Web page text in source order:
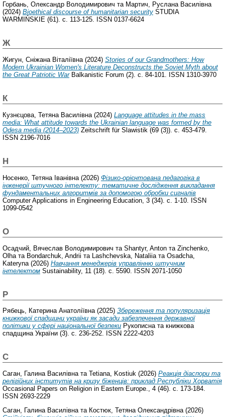
Горбань, Олександр Володимирович та Мартич, Руслана Василівна
(2024) Bioethical discourse of humanitarian security STUDIA
WARMIŃSKIE (61). с. 113-125. ISSN 0137-6624
Ж
Жигун, Сніжана Віталіївна(2024) Stories of our Grandmothers: How
Modern Ukrainian Women's Literature Deconstructs the Soviet Myth about
the Great Patriotic WarBalkanistic Forum (2). с. 84-101. ISSN 1310-3970
К
Кузнєцова, Тетяна Василівна(2024) Language attitudes in the mass
media: What attitude towards the Ukrainian language was formed by the
Odesa media (2014–2023) Zeitschrift für Slawistik (69 (3)). с. 453-479.
ISSN 2196-7016
Н
Носенко, Тетяна Іванівна (2026) Фізико-орієнтована педагогіка в
інженерії штучного інтелекту: тематичне дослідження викладання
фундаментальних алгоритмів за допомогою обробки сигналів
Computer Applications in Engineering Education, 3 (34). с. 1-10. ISSN
1099-0542
О
Осадчий, Вячеслав Володимирович та Shantyr, Anton та Zinchenko,
Olha та Bondarchuk, Andrii та Lashchevska, Nataliia та Osadcha,
Kateryna (2026) Навчання менеджерів управлінню штучним
інтелектом Sustainability, 11 (18). с. 5590. ISSN 2071-1050
Р
Рябець, Катерина Анатоліївна(2025) Збереження та популяризація
книжкової спадщини україни як засади забезпечення державної
політики у сфері національної безпеки Рукописна та книжкова
спадщина України (3). с. 236-252. ISSN 2222-4203
С
Саган, Галина Василівната Tetiana, Kostiuk (2026) Реакція діаспори та
релігійних інститутів на кризу біженців: приклад Республіки Хорватія
Occasional Papers on Religion in Eastern Europe., 4 (46). с. 173-184.
ISSN 2693-2229
Саган, Галина Василівна та Костюк, Тетяна Олександрівна (2026)